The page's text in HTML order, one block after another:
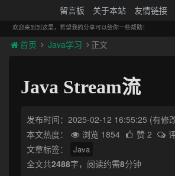
留言板 关于本站 友情链接
欢迎来到到这里，希望我的分享可以给你一些帮助！
首页 Java学习 正文
Java Stream流
发布时间：2025-02-12 16:55:25 (有修
本文热度：
浏览 1854 赞 2
文章标签：
Java
全文共2488字，阅读约需8分钟